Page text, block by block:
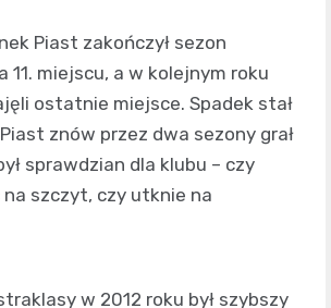
Piast zakończył sezon
miejscu, a w kolejnym roku
ostatnie miejsce. Spadek stał
znów przez dwa sezony grał
sprawdzian dla klubu – czy
szczyt, czy utknie na
w 2012 roku był szybszy